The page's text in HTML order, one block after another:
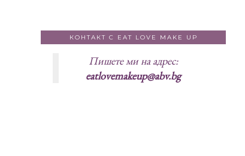
КОНТАКТ С EAT LOVE MAKE UP
Пишете ми на адрес:
eatlovemakeup@abv.bg